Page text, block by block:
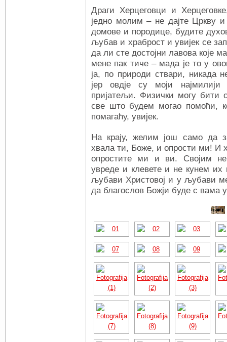
Драги Херцеговци и
једно молим – не дајте Цркву
домове и породице, будите
љубав и храброст и увијек се
да ли сте достојни лавова које
мене пак тиче – мада је то у
ја, по природи ствари, никада
јер овдје су моји
пријатељи. Физички могу бити
све што будем могао помоћи,
помагаћу, увијек.
На крају, желим још само да
хвала ти, Боже, и опрости ми! И
опростите ми и ви. Својим
увреде и клевете и не кунем
љубави Христовој и у љубави
да благослов Божји буде с вама